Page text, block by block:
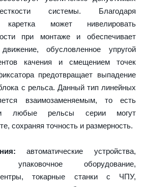
системы. Благодаря
каретка может нивелировать
при монтаже и обеспечивает
обусловленное упругой
качения и смещением точек
предотвращает выпадение
с рельса. Данный тип линейных
взаимозаменяемым, то есть
любые рельсы серии могут
сохраняя точность и размерность.
автоматические устройства,
оборудование,
токарные станки с ЧПУ,